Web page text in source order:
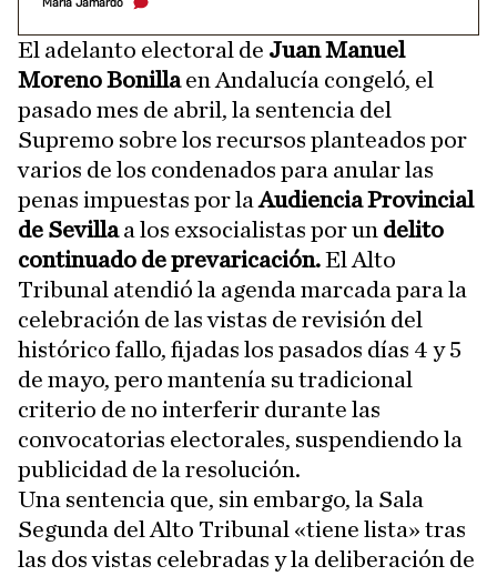
María Jamardo
El adelanto electoral de Juan Manuel
Moreno Bonillaen Andalucía congeló, el
pasado mes de abril, la sentencia del
Supremo sobre los recursos planteados por
varios de los condenados para anular las
penas impuestas por laAudiencia Provincial
de Sevillaa los exsocialistas por un delito
continuado de prevaricación.El Alto
Tribunal atendió la agenda marcada para la
celebración de las vistas de revisión del
histórico fallo, fijadas los pasados días 4 y 5
de mayo, pero mantenía su tradicional
criterio de no interferir durante las
convocatorias electorales, suspendiendo la
publicidad de la resolución.
Una sentencia que, sin embargo, la Sala
Segunda del Alto Tribunal «tiene lista» tras
las dos vistas celebradas y la deliberación de